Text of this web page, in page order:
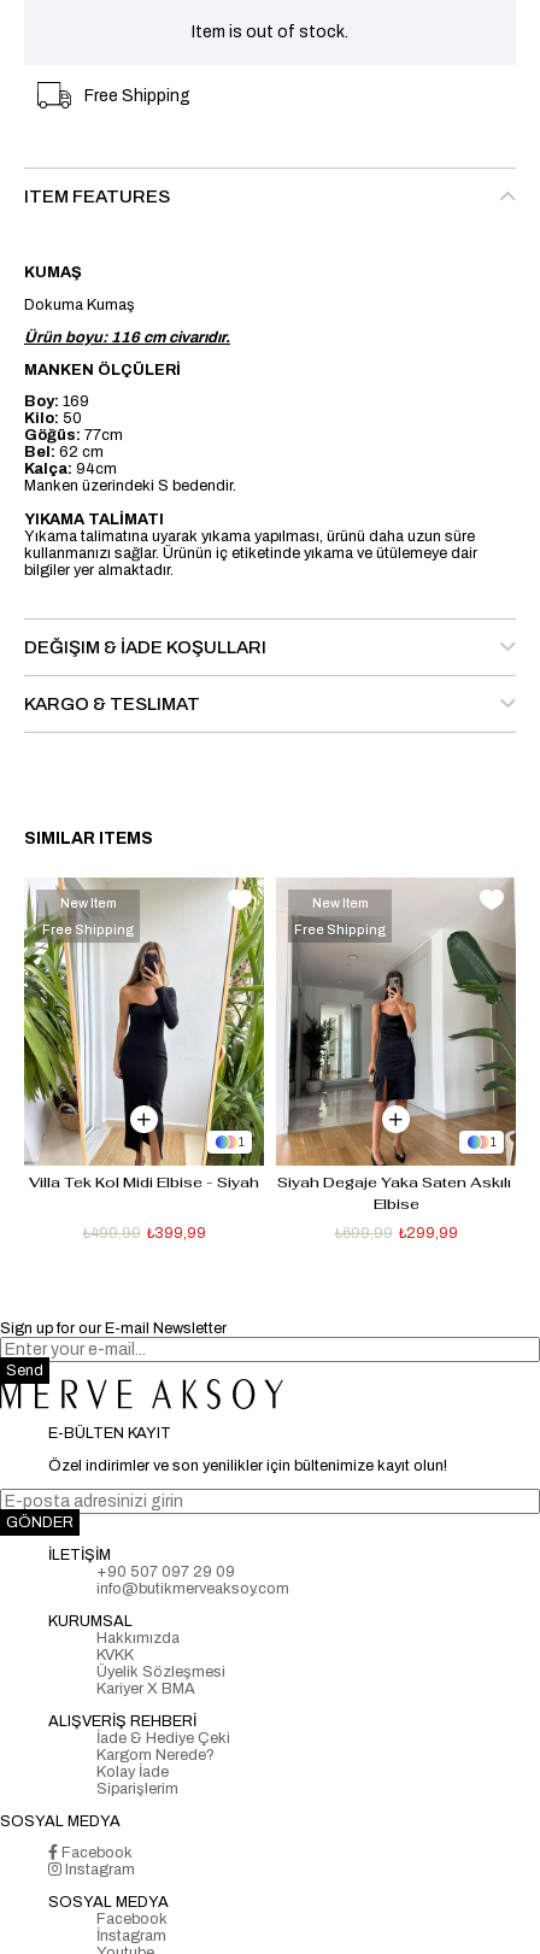
Item is out of stock.
Free Shipping
ITEM FEATURES
KUMAŞ
Dokuma Kumaş
Ürün boyu: 116 cm civarıdır.
MANKEN ÖLÇÜLERİ
Boy: 169
Kilo: 50
Göğüs: 77cm
Bel: 62 cm
Kalça: 94cm
Manken üzerindeki S bedendir.
YIKAMA TALİMATI
Yıkama talimatına uyarak yıkama yapılması, ürünü daha uzun süre
kullanmanızı sağlar. Ürünün iç etiketinde yıkama ve ütülemeye dair
bilgiler yer almaktadır.
DEĞIŞIM & İADE KOŞULLARI
KARGO & TESLIMAT
SIMILAR ITEMS
1
Villa Tek Kol Midi Elbise - Siyah
₺399,99
₺499,99
New Item
Free Shipping
1
Siyah Degaje Yaka Saten Askılı
Elbise
₺299,99
₺699,99
New Item
Free Shipping
Sign up for our E-mail Newsletter
Send
E-BÜLTEN KAYIT
Özel indirimler ve son yenilikler için bültenimize kayıt olun!
GÖNDER
İLETİŞİM
+90 507 097 29 09
info@butikmerveaksoy.com
KURUMSAL
Hakkımızda
KVKK
Üyelik Sözleşmesi
Kariyer X BMA
ALIŞVERİŞ REHBERİ
İade & Hediye Çeki
Kargom Nerede?
Kolay İade
Siparişlerim
SOSYAL MEDYA
Facebook
Instagram
SOSYAL MEDYA
Facebook
İnstagram